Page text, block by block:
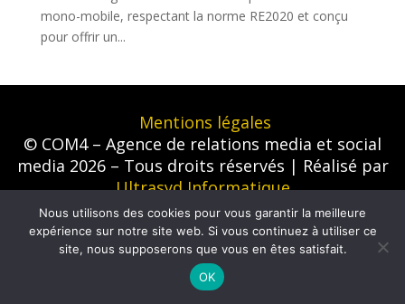
mono-mobile, respectant la norme RE2020 et conçu
pour offrir un...
Mentions légales
© COM4 – Agence de relations media et social
media 2026 – Tous droits réservés | Réalisé par
Ultrasyd Informatique
Nous utilisons des cookies pour vous garantir la meilleure
expérience sur notre site web. Si vous continuez à utiliser ce
site, nous supposerons que vous en êtes satisfait.
OK